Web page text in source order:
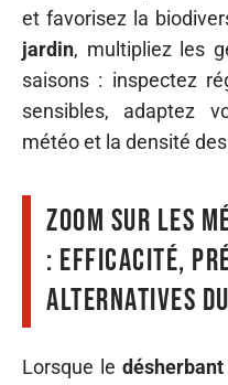
et favorisez la
jardin, multipliez les
saisons : inspectez
sensibles, adaptez
météo et la densité
Zoom sur les
: efficacité,
alternatives
Lorsque le désherbant